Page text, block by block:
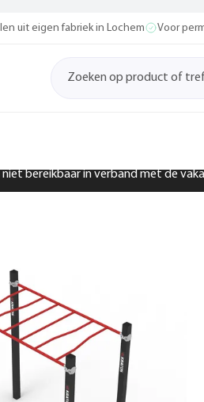
bereikbaar in verband met de
uit eigen fabriek in Lochem Voor